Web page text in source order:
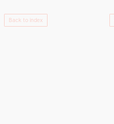
Back to index